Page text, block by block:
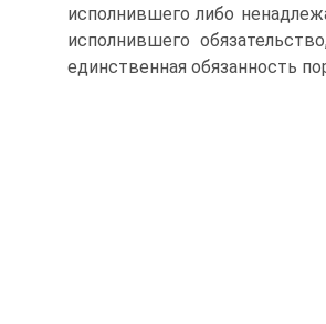
исполнившего либо
исполнившего
единственная обязанность